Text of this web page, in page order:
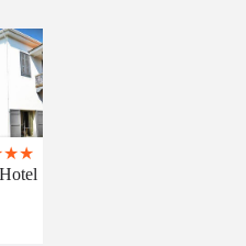
★★